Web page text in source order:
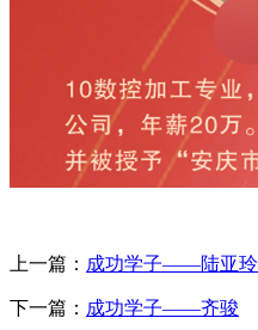
上一篇： 成功学子——陆亚玲
下一篇： 成功学子——齐骏